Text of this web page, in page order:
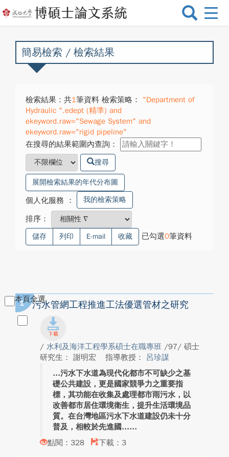
選
換
簡易檢索 / 檢索結果
檢索結果：共1筆資料 檢索策略：
"Department of
Hydraulic ".edept (精準) and
ekeyword.raw="Sewage System" and
ekeyword.raw="rigid pipeline"
在搜尋的結果範圍內查詢：
搜尋
展開檢索結果的年代分布圖
個人化服務 ： 我的檢索策略
排序：
儲存 列印 E-mail 收藏 已勾選0筆資料
本頁全選
1 污水管網工程推進工法優選管材之研究
/ 水利及海洋工程學系碩士在職專班 /97/ 碩士
研究生： 謝明宏
指導教授： 呂珍謀
污水下水道為現代化都市不可缺少之基
礎公共建設，更是國家競爭力之重要指
標，其功能在收集及處理都市雨污水，以
改善都市居住環境衛生，提升生活環境品
質。在台灣地區污水下水道建設仍未十分
普及，相較於先進國...
點閱：328
下載：3